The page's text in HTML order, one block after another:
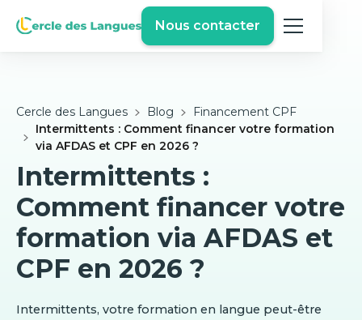
Nous contacter
Cercle des Langues Blog
Financement CPF
Intermittents : Comment financer votre formation
via AFDAS et CPF en 2026 ?
Intermittents :
Comment financer votre
formation via AFDAS et
CPF en 2026 ?
Intermittents, votre formation en langue peut-être